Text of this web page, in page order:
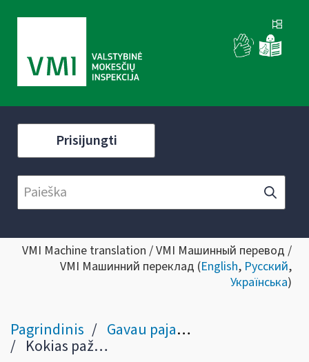
Prisijungti
VMI Machine translation / VMI Машинный перевод /
VMI Машинний переклад (English, Русский,
Українська)
Pagrindinis Gavau pajamų užsienyje
Kokias pažymas galite užsakyti ir pateikti užsienio valstybei, kurioje gavote pajamas?